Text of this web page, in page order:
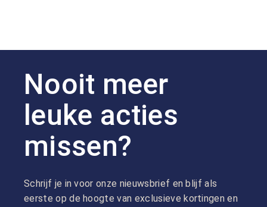
Nooit meer
leuke acties
missen?
Schrijf je in voor onze nieuwsbrief en blijf als
eerste op de hoogte van exclusieve kortingen en